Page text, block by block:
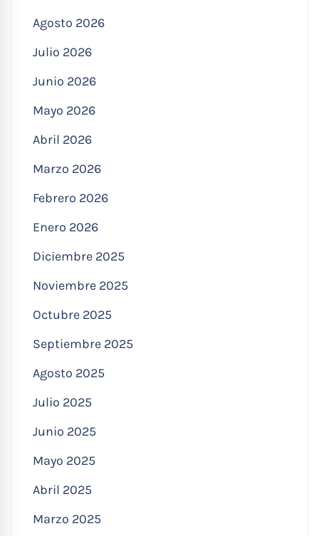
Agosto 2026
Julio 2026
Junio 2026
Mayo 2026
Abril 2026
Marzo 2026
Febrero 2026
Enero 2026
Diciembre 2025
Noviembre 2025
Octubre 2025
Septiembre 2025
Agosto 2025
Julio 2025
Junio 2025
Mayo 2025
Abril 2025
Marzo 2025